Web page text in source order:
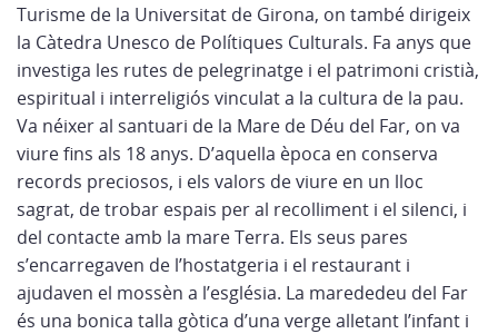
Turisme de la Universitat de Girona, on també dirigeix
la Càtedra Unesco de Polítiques Culturals. Fa anys que
investiga les rutes de pelegrinatge i el patrimoni cristià,
espiritual i interreligiós vinculat a la cultura de la pau.
Va néixer al santuari de la Mare de Déu del Far, on va
viure fins als 18 anys. D’aquella època en conserva
records preciosos, i els valors de viure en un lloc
sagrat, de trobar espais per al recolliment i el silenci, i
del contacte amb la mare Terra. Els seus pares
s’encarregaven de l’hostatgeria i el restaurant i
ajudaven el mossèn a l’església. La marededeu del Far
és una bonica talla gòtica d’una verge alletant l’infant i